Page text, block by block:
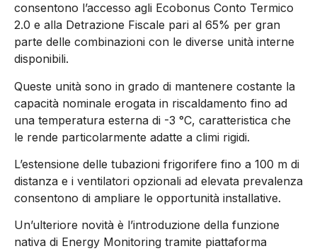
consentono l’accesso agli Ecobonus Conto Termico
2.0 e alla Detrazione Fiscale pari al 65% per gran
parte delle combinazioni con le diverse unità interne
disponibili.
Queste unità sono in grado di mantenere costante la
capacità nominale erogata in riscaldamento fino ad
una temperatura esterna di -3 °C, caratteristica che
le rende particolarmente adatte a climi rigidi.
L’estensione delle tubazioni frigorifere fino a 100 m di
distanza e i ventilatori opzionali ad elevata prevalenza
consentono di ampliare le opportunità installative.
Un’ulteriore novità è l’introduzione della funzione
nativa di Energy Monitoring tramite piattaforma